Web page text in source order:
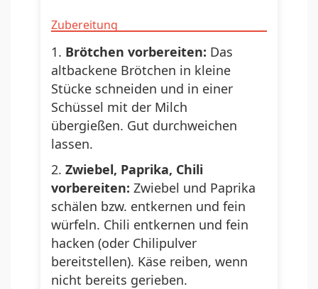
Zubereitung
Brötchen vorbereiten: Das
altbackene Brötchen in kleine
Stücke schneiden und in einer
Schüssel mit der Milch
übergießen. Gut durchweichen
lassen.
Zwiebel, Paprika, Chili
vorbereiten: Zwiebel und Paprika
schälen bzw. entkernen und fein
würfeln. Chili entkernen und fein
hacken (oder Chilipulver
bereitstellen). Käse reiben, wenn
nicht bereits gerieben.